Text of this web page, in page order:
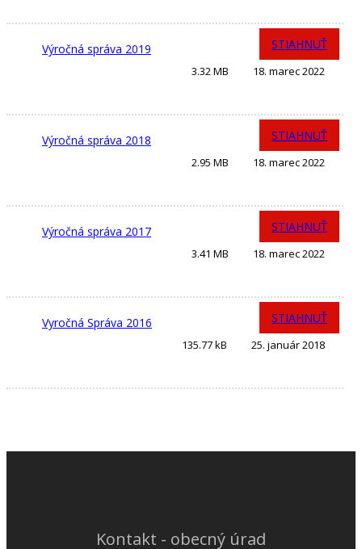
Výročná správa 2019 STIAHNUŤ
3.32 MB 18. marec 2022
Výročná správa 2018 STIAHNUŤ
2.95 MB 18. marec 2022
Výročná správa 2017 STIAHNUŤ
3.41 MB 18. marec 2022
Vyročná Správa 2016 STIAHNUŤ
135.77 kB 25. január 2018
Kontakt - obecný úrad